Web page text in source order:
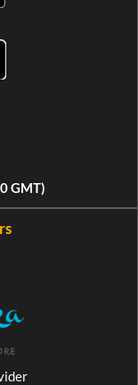
GMT)